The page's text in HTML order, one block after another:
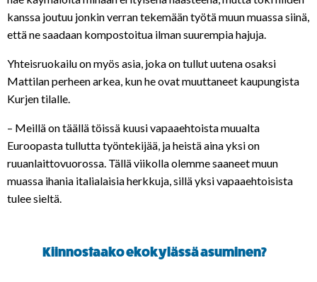
kanssa joutuu jonkin verran tekemään työtä muun muassa siinä,
että ne saadaan kompostoitua ilman suurempia hajuja.
Yhteisruokailu on myös asia, joka on tullut uutena osaksi
Mattilan perheen arkea, kun he ovat muuttaneet kaupungista
Kurjen tilalle.
– Meillä on täällä töissä kuusi vapaaehtoista muualta
Euroopasta tullutta työntekijää, ja heistä aina yksi on
ruuanlaittovuorossa. Tällä viikolla olemme saaneet muun
muassa ihania italialaisia herkkuja, sillä yksi vapaaehtoisista
tulee sieltä.
Kiinnostaako ekokylässä asuminen?